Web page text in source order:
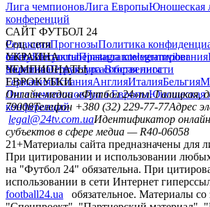
Лига чемпионовЛига ЕвропыЮношеская
конференций
САЙТ ФУТБОЛ 24
РедакцияПрогнозыПолитика
сайтуКонтактыПравила комментирования
политикаСтруктура собственности
Соц. сети
facebookxyoutubeinstagramtelegramviber
УКРАИНА
УкраинаПервая лигаВторая лига
ЧЕМПИОНАТЫ
ГерманияИспанияАнглияИталияБельгия
ЕВРОКУБКИ
Лига чемпионовЛига ЕвропыЮношеская
конференций
Онлайн-медиа «Футбол 24»пл. Галицкая,
79008Телефон +380 (32) 229-77-77Адрес
legal@24tv.com.uaИдентификатор
субъектов в сфере медиа — R40-06058
21+Материалы сайта предназначены для
При цитировании и использовании
на "Футбол 24" обязательна. При
использовании в сети Интернет
football24.ua
обязательное. Материалы со